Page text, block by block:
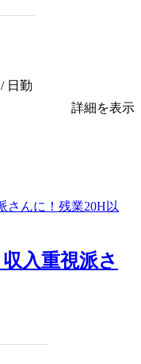
日勤
詳細を表示
入重視派さ